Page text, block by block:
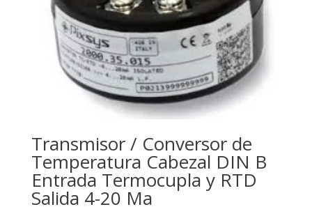
Transmisor / Conversor de
Temperatura Cabezal DIN B
Entrada Termocupla y RTD
Salida 4-20 Ma